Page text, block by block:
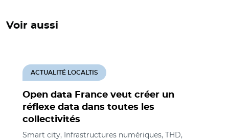
Voir aussi
Open data France veut créer un
réflexe data dans toutes les
collectivités
ACTUALITÉ LOCALTIS
Smart city, Infrastructures numériques, THD,